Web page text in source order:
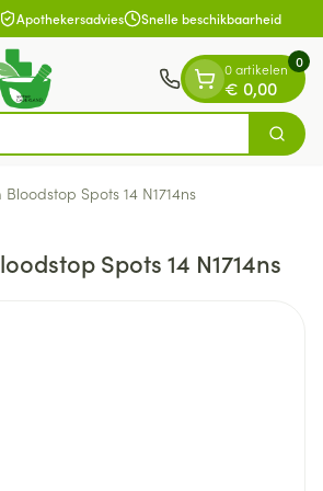
Apothekersadvies Snelle beschikbaarheid
Zoek
0 artikelen
€ 0,00
0
Spots 14 N1714ns
Spots 14 N1714ns